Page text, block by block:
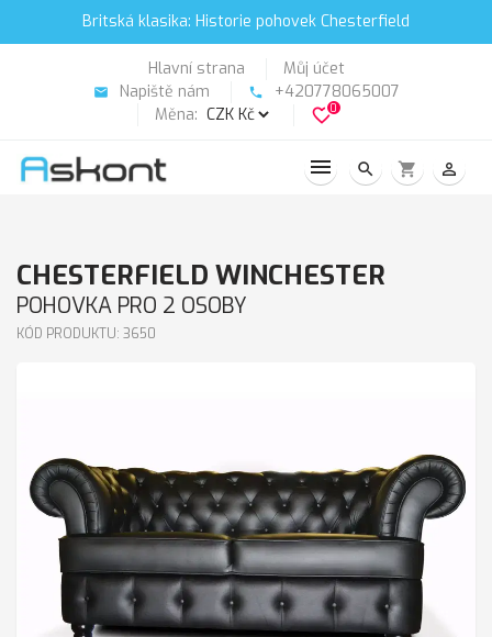
Britská klasika: Historie pohovek Chesterfield
Hlavní strana Můj účet
email Napiště nám phone
+420778065007
Měna:
favorite_border0
search shopping_cart person_outline
CHESTERFIELD WINCHESTER
POHOVKA PRO 2 OSOBY
KÓD PRODUKTU: 3650